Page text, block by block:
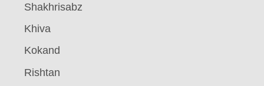
Shakhrisabz
Khiva
Kokand
Rishtan